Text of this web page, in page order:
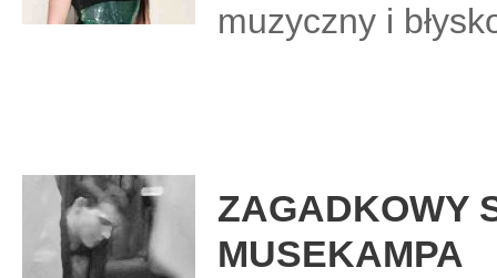
muzyczny i
ZAGADKOWY
MUSEKAMPA